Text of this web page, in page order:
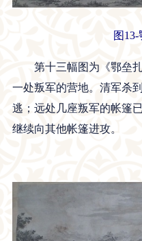
图
第十三幅图为《鄂垒
一处叛军的营地。清军杀
逃；远处几座叛军的帐篷
继续向其他帐篷进攻。